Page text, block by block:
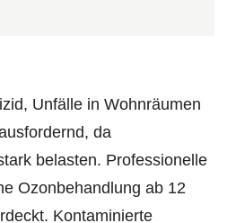
Unfälle in Wohnräumen
da
belasten. Professionelle
Ozonbehandlung ab 12
Kontaminierte